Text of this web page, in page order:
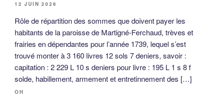
12 JUIN 2026
Rôle de répartition des sommes que doivent payer les
habitants de la paroisse de Martigné-Ferchaud, trèves et
frairies en dépendantes pour l’année 1739, lequel s’est
trouvé monter à 3 160 livres 12 sols 7 deniers, savoir :
capitation : 2 229 L 10 s deniers pour livre : 195 L 1 s 8 f
solde, habillement, armement et entretinnement des […]
OH